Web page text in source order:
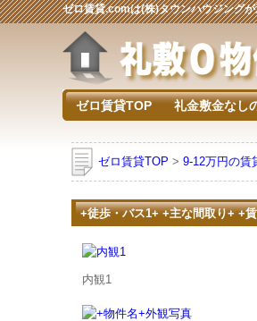
ゼロ賃貸.comは(株)タウンハウジング
ゼロ賃貸TOP 礼金敷金なし
ゼロ賃貸TOP > 9-12万円の賃
+徒歩・バス1+ +主な間取り+ +
内観1